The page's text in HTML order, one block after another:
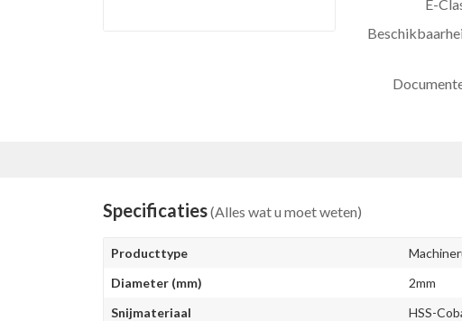
E-
Specificaties(Alles wat u moet weten)
Producttype
Diameter (mm)
2mm
Snijmateriaal
HSS-